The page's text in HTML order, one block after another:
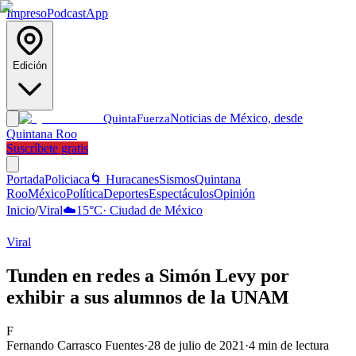
ImpresoPodcastApp
Edición
QuintaFuerzaNoticias de México, desde
Quintana Roo
Suscríbete gratis
PortadaPoliciaca 🌀 HuracanesSismosQuintana
RooMéxicoPolíticaDeportesEspectáculosOpinión
Inicio/Viral☁️15°C· Ciudad de México
Viral
Tunden en redes a Simón Levy por
exhibir a sus alumnos de la UNAM
F
Fernando Carrasco Fuentes·28 de julio de 2021 ·4 min de lectura